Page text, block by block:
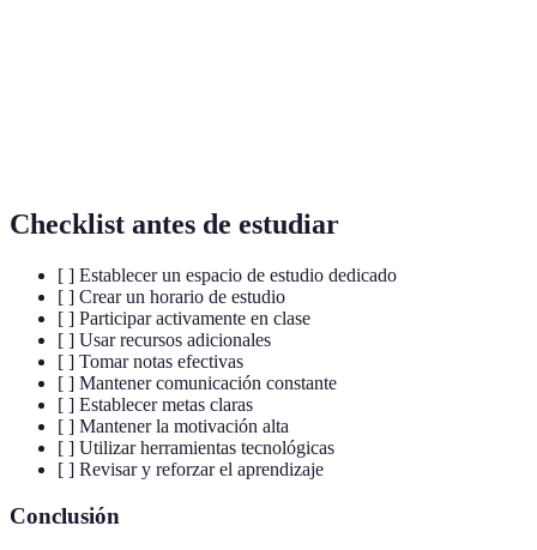
Checklist antes de estudiar
[ ] Establecer un espacio de estudio dedicado
[ ] Crear un horario de estudio
[ ] Participar activamente en clase
[ ] Usar recursos adicionales
[ ] Tomar notas efectivas
[ ] Mantener comunicación constante
[ ] Establecer metas claras
[ ] Mantener la motivación alta
[ ] Utilizar herramientas tecnológicas
[ ] Revisar y reforzar el aprendizaje
Conclusión